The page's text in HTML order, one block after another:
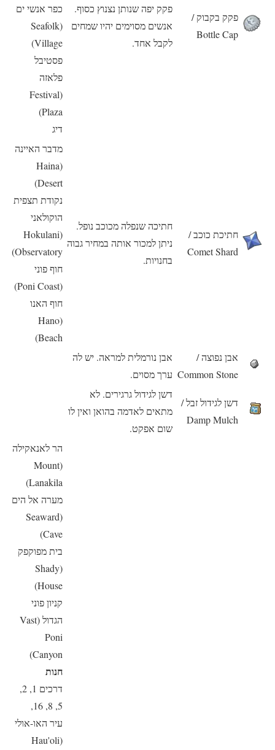
פקק בקבוק /
Bottle Cap
פקק יפה שנותן נצנוץ כסוף.
אנשים מסוימים יהיו שמחים
לקבל אחד.
כפר אנשי ים
(Seafolk
Village)
פסטיבל
פלאזה
(Festival
Plaza)
דיג
חתיכת כוכב /
Comet Shard
חתיכה שנפלה מכוכב נופל.
ניתן למכור אותה במחיר גבוה
בחנויות.
מדבר האיינה
(Haina
Desert)
נקודת תצפית
הוקולאני
(Hokulani
Observatory)
חוף פוני
(Poni Coast)
חוף האנו
(Hano
Beach)
אבן נפוצה /
Common Stone
אבן נורמלית למראה. יש לה
ערך מסוים.
דשן לגידול זבל /
Damp Mulch
דשן לגידול גרגירים. לא
מתאים לאדמה בהואן ואין לו
שום אפקט.
הר לאנאקילה
(Mount
Lanakila)
מערה אל הים
(Seaward
Cave)
בית מפוקפק
(Shady
House)
קניון פוני
הגדול (Vast
Poni
Canyon)
חנות
דרכים 1, 2,
5, 8, 16,
עיר האו-אולי
(Hau'oli